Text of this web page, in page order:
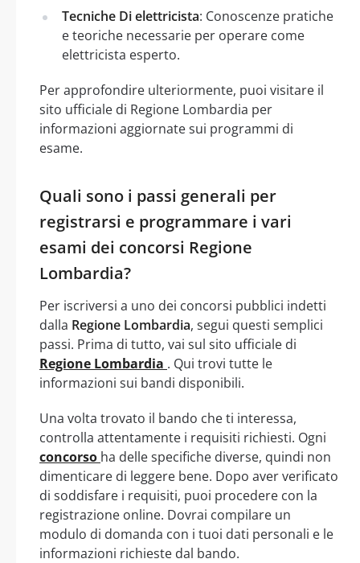
Tecniche Di elettricista: Conoscenze pratiche
e teoriche necessarie per operare come
elettricista esperto.
Per approfondire ulteriormente, puoi visitare il
sito ufficiale di Regione Lombardia per
informazioni aggiornate sui programmi di
esame.
Quali sono i passi generali per
registrarsi e programmare i vari
esami dei concorsi Regione
Lombardia?
Per iscriversi a uno dei concorsi pubblici indetti
dalla Regione Lombardia, segui questi semplici
passi. Prima di tutto, vai sul sito ufficiale di
Regione Lombardia . Qui trovi tutte le
informazioni sui bandi disponibili.
Una volta trovato il bando che ti interessa,
controlla attentamente i requisiti richiesti. Ogni
concorso ha delle specifiche diverse, quindi non
dimenticare di leggere bene. Dopo aver verificato
di soddisfare i requisiti, puoi procedere con la
registrazione online. Dovrai compilare un
modulo di domanda con i tuoi dati personali e le
informazioni richieste dal bando.